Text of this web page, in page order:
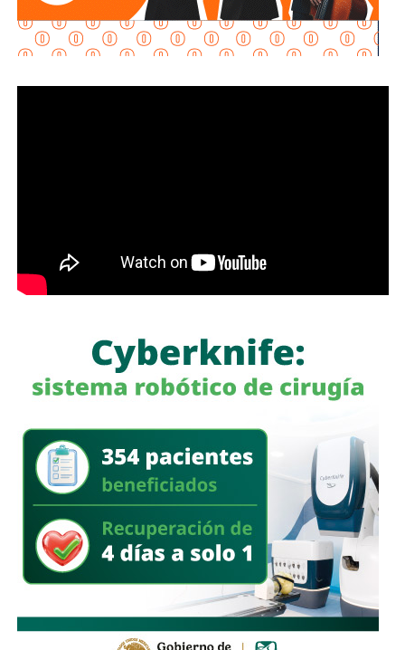
solicitar su reemplazo por un cilindro en óptimas
condiciones
revisar de manera periódica el estado de los cilindros,
mangueras, reguladores e instalaciones de gas en sus
propósito de prevenir incidentes y salvaguardar la
integridad de las familias de Villa de Pozos.
Fenapo 2026